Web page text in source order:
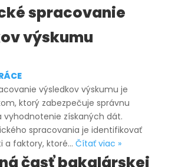
originality
v
spracovanie
výskumu
výsledkov výskumu je
ktorý zabezpečuje správnu
získaných dát.
spracovania je identifikovať
a faktory, ktoré… Čítať viac »Štatistické
spracovanie
časť bakalárskej